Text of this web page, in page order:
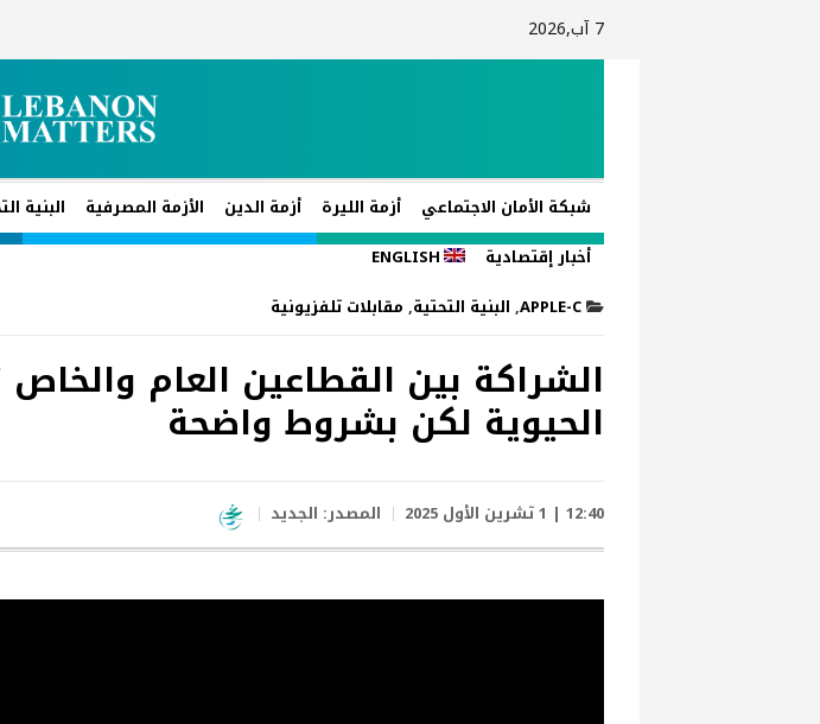
7 آب,2026
شبكة الأمان الاجتماعي أزمة الليرة أزمة الدين الأزمة المصرفية البنية
أخبار إقتصادية
ENGLISH
APPLE-C
, البنية التحتية, مقابلات تلفزيونية
الشراكة بين القطاعين العام
الحيوية لكن بشروط واضحة
12:40 | 1 تشرين الأول 2025 المصدر: الجديد